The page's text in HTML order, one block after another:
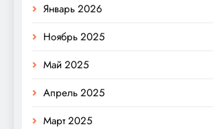
Январь 2026
Ноябрь 2025
Май 2025
Апрель 2025
Март 2025